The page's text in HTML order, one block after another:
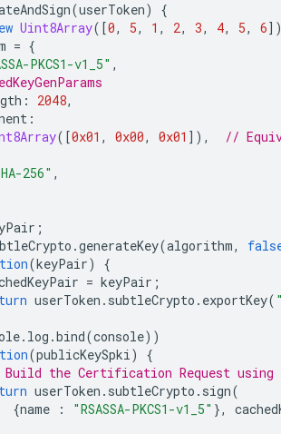
(userToken)
{
Uint8Array([0, 5, 1 , 2, 3, 4, 5, 6
= {
PKCS1-v1_5" ,
: 2048,
:
([0x01 , 0x00, 0x01 ]),
//
256" ,
;
.generateKey(algorithm,
(keyPair)
{
= keyPair ;
userToken . subtleCrypto . exportKey(
. log .bind(console))
(publicKeySpki)
{
the Certification Request
userToken . subtleCrypto . sign(
{name : "RSASSA-PKCS1-v1_5" },